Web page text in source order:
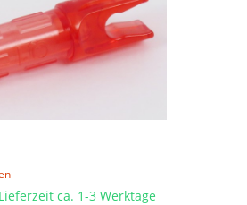
ca. 1-3 Werktage